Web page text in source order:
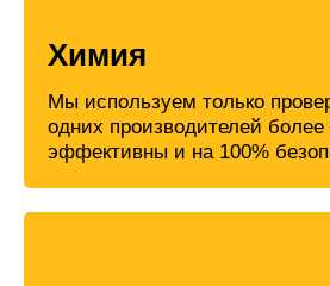
Химия
Мы используем только
одних производителей более
эффективны и на 100%